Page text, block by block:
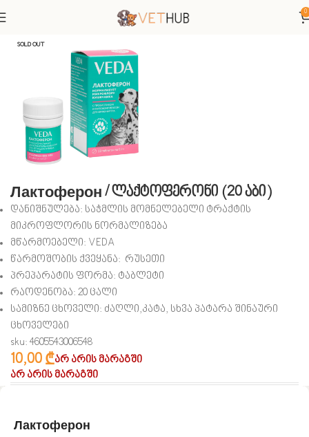
0
SOLD OUT
Лактоферон / ლაქტოფერონი (20 აბი)
დანიშნულება: საჭმლის მომნელებელი ტრაქტის
მიკროფლორის ნორმალიზება
მწარმოებელი: VEDA
წარმოშობის ქვეყანა: რუსეთი
პრეპარატის ფორმა: ტაბლეტი
რაოდენობა: 20 ცალი
სამიზნე ცხოველი: ძაღლი,კატა, სხვა პატარა შინაური
ცხოველები
sku: 4605543006548
10,00 ₾არ არის მარაგში
არ არის მარაგში
Лактоферон